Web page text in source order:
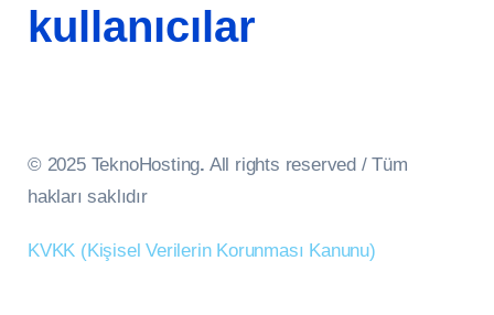
kullanıcılar
© 2025 TeknoHosting. All rights reserved / Tüm
hakları saklıdır
KVKK (Kişisel Verilerin Korunması Kanunu)